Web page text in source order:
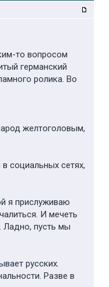
то вопросом
германский
ролика. Во
желтоголовым,
социальных сетях,
я прислуживаю
И мечеть
Ладно, пусть мы
русских.
Разве в